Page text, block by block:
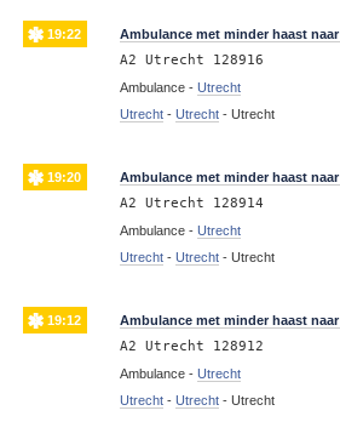
19:22 Ambulance met minder haast
A2 Utrecht 128916
Ambulance - Utrecht
Utrecht- Utrecht- Utrecht
19:20 Ambulance met minder haast
A2 Utrecht 128914
Ambulance - Utrecht
Utrecht- Utrecht- Utrecht
19:12 Ambulance met minder haast
A2 Utrecht 128912
Ambulance - Utrecht
Utrecht- Utrecht- Utrecht